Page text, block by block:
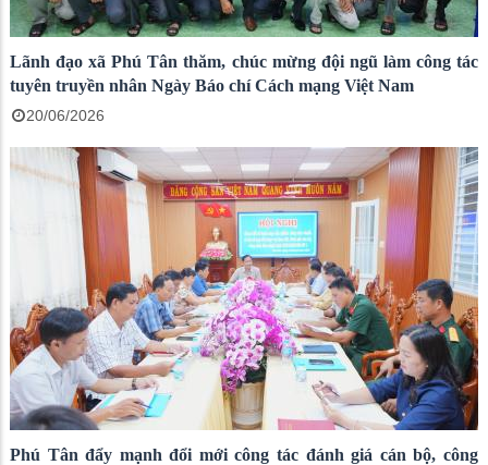
Lãnh đạo xã Phú Tân thăm, chúc mừng đội ngũ làm công tác
tuyên truyền nhân Ngày Báo chí Cách mạng Việt Nam
20/06/2026
Phú Tân đẩy mạnh đổi mới công tác đánh giá cán bộ, công